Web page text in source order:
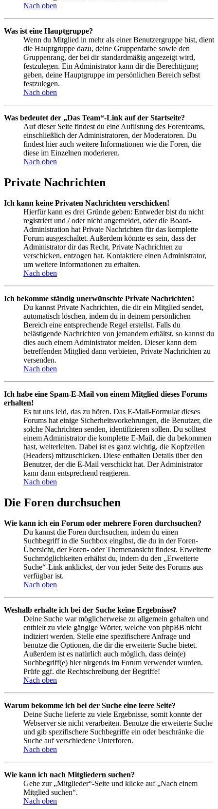
Nach oben
Was ist eine Hauptgruppe?
Wenn du Mitglied in mehr als einer Benutzergruppe bist, dient
die Hauptgruppe dazu, deine Gruppenfarbe sowie den
Gruppenrang, der bei dir standardmäßig angezeigt wird,
festzulegen. Ein Administrator kann dir die Berechtigung
geben, deine Hauptgruppe im persönlichen Bereich selbst
festzulegen.
Nach oben
Was bedeutet der „Das Team“-Link auf der Startseite?
Auf dieser Seite findest du eine Auflistung des Forenteams,
einschließlich der Administratoren, der Moderatoren. Du
findest hier auch weitere Informationen wie die Foren, die
diese im Einzelnen moderieren.
Nach oben
Private Nachrichten
Ich kann keine Privaten Nachrichten verschicken!
Hierfür kann es drei Gründe geben: Entweder bist du nicht
registriert und / oder nicht angemeldet, oder die Board-
Administration hat Private Nachrichten für das komplette
Forum ausgeschaltet. Außerdem könnte es sein, dass der
Administrator dir das Recht, Private Nachrichten zu
verschicken, entzogen hat. Kontaktiere einen Administrator,
um weitere Informationen zu erhalten.
Nach oben
Ich bekomme ständig unerwünschte Private Nachrichten!
Du kannst Private Nachrichten, die dir ein Mitglied sendet,
automatisch löschen, indem du in deinem persönlichen
Bereich eine entsprechende Regel erstellst. Falls du
belästigende Nachrichten von jemandem erhältst, so kannst du
dies auch einem Administrator melden. Dieser kann dem
betreffenden Mitglied dann verbieten, Private Nachrichten zu
versenden.
Nach oben
Ich habe eine Spam-E-Mail von einem Mitglied dieses Forums
erhalten!
Es tut uns leid, das zu hören. Das E-Mail-Formular dieses
Forums hat einige Sicherheitsvorkehrungen, die Benutzer, die
solche Nachrichten senden, identifizieren sollen. Du solltest
einem Administrator die komplette E-Mail, die du bekommen
hast, weiterleiten. Dabei ist es ganz wichtig, die Kopfzeilen
(Headers) mitzuschicken. Diese enthalten Details über den
Benutzer, der die E-Mail verschickt hat. Der Administrator
kann dann entsprechend reagieren.
Nach oben
Die Foren durchsuchen
Wie kann ich ein Forum oder mehrere Foren durchsuchen?
Du kannst die Foren durchsuchen, indem du einen
Suchbegriff in die Suchbox eingibst, die du in der Foren-
Übersicht, der Foren- oder Themenansicht findest. Erweiterte
Suchmöglichkeiten erhältst du, indem du den „Erweiterte
Suche“-Link anklickst, der von jeder Seite des Forums aus
verfügbar ist.
Nach oben
Weshalb erhalte ich bei der Suche keine Ergebnisse?
Deine Suche war möglicherweise zu allgemein gehalten und
enthielt zu viele gängige Wörter, welche von phpBB nicht
indiziert werden. Stelle eine spezifischere Anfrage und
benutze die Optionen, die dir die erweiterte Suche bietet.
Außerdem ist es natürlich auch möglich, dass dein(e)
Suchbegriff(e) hier nirgends im Forum verwendet wurden.
Prüfe ggf. die Rechtschreibung der Begriffe!
Nach oben
Warum bekomme ich bei der Suche eine leere Seite?
Deine Suche lieferte zu viele Ergebnisse, somit konnte der
Webserver sie nicht verarbeiten. Benutze die erweiterte Suche
und gib spezifischere Suchbegriffe ein oder beschränke die
Suche auf verschiedene Unterforen.
Nach oben
Wie kann ich nach Mitgliedern suchen?
Gehe zur „Mitglieder“-Seite und klicke auf „Nach einem
Mitglied suchen“.
Nach oben